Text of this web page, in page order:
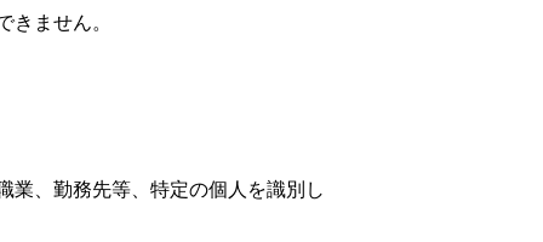
きません。
業、勤務先等、特定の個人を識別し